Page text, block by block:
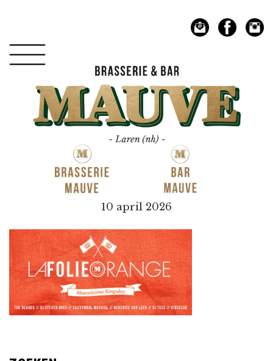
hoofdnavigatie
hoofd
inhoud
Mauve
10 april 2026